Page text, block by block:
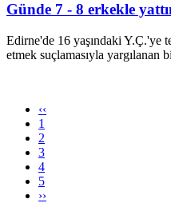
Günde 7 - 8 erkekle
Edirne'de 16 yaşındaki Y.Ç.'ye
etmek suçlamasıyla yargılanan
‹‹
1
2
3
4
5
››